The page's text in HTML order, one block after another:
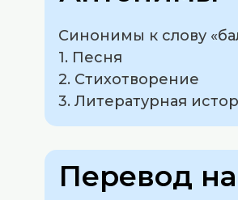
Синонимы к слову
1. Песня
2. Стихотворение
3. Литературная
Перевод